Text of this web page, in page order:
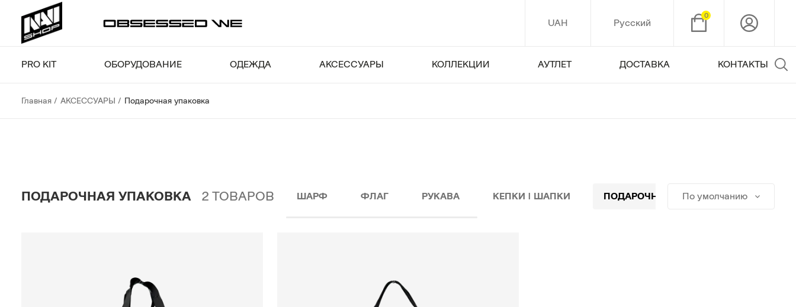
UAH Русский
0
PRO KIT ОБОРУДОВАНИЕ ОДЕЖДА АКСЕССУАРЫ КОЛЛЕКЦИИ АУТЛЕТ ДОСТАВКА КОНТАКТЫ
Главная АКСЕССУАРЫ Подарочная упаковка
ПОДАРОЧНАЯ УПАКОВКА 2 ТОВАРОВ ШАРФ ФЛАГ РУКАВА КЕПКИ | ШАПКИ ПОДАРОЧНАЯ УПАКОВКА
По умолчанию